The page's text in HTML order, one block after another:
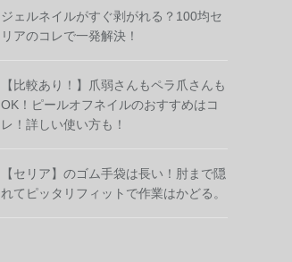
ジェルネイルがすぐ剥がれる？100均セ
リアのコレで一発解決！
【比較あり！】爪弱さんもペラ爪さんも
OK！ピールオフネイルのおすすめはコ
レ！詳しい使い方も！
【セリア】のゴム手袋は長い！肘まで隠
れてピッタリフィットで作業はかどる。